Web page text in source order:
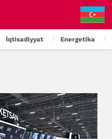
İqtisadiyyat Energetika